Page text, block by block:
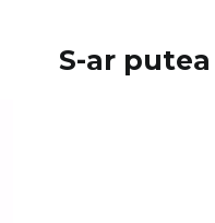
S-ar